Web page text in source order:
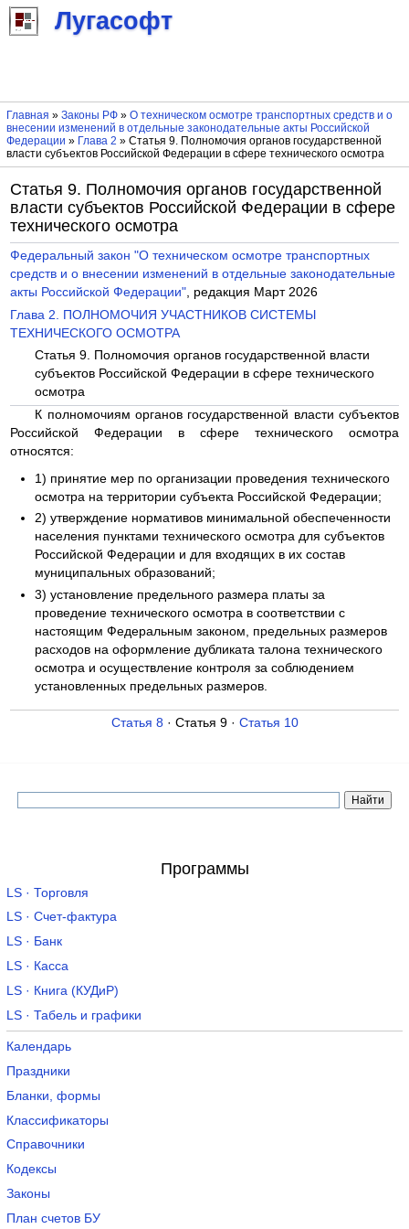
Лугасофт
Главная » Законы РФ» О техническом осмотре транспортных средств и о
внесении изменений в отдельные законодательные акты Российской
Федерации » Глава 2 » Статья 9. Полномочия органов государственной
власти субъектов Российской Федерации в сфере технического осмотра
Статья 9. Полномочия органов государственной
власти субъектов Российской Федерации в сфере
технического осмотра
Федеральный закон "О техническом осмотре транспортных
средств и о внесении изменений в отдельные законодательные
акты Российской Федерации", редакция Март 2026
Глава 2. ПОЛНОМОЧИЯ УЧАСТНИКОВ СИСТЕМЫ
ТЕХНИЧЕСКОГО ОСМОТРА
Статья 9. Полномочия органов государственной власти
субъектов Российской Федерации в сфере технического
осмотра
К полномочиям органов государственной власти субъектов
Российской Федерации в сфере технического осмотра
относятся:
1) принятие мер по организации проведения технического
осмотра на территории субъекта Российской Федерации;
2) утверждение нормативов минимальной обеспеченности
населения пунктами технического осмотра для субъектов
Российской Федерации и для входящих в их состав
муниципальных образований;
3) установление предельного размера платы за
проведение технического осмотра в соответствии с
настоящим Федеральным законом, предельных размеров
расходов на оформление дубликата талона технического
осмотра и осуществление контроля за соблюдением
установленных предельных размеров.
Статья 8 · Статья 9 · Статья 10
Программы
LS · Торговля
LS · Счет-фактура
LS · Банк
LS · Касса
LS · Книга (КУДиР)
LS · Табель и графики
Календарь
Праздники
Бланки, формы
Классификаторы
Справочники
Кодексы
Законы
План счетов БУ